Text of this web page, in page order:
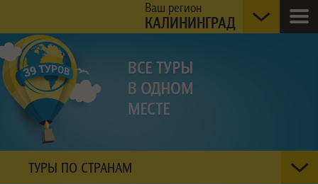
Ваш регион
КАЛИНИНГРАД
ТУРЫ ПО СТРАНАМ